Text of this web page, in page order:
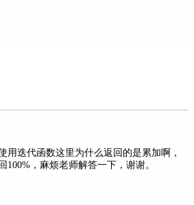
用迭代函数这里为什么返回的是累加啊，
100%，麻烦老师解答一下，谢谢。